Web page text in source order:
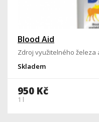
Blood Aid
Zdroj využitelného
Skladem
950 Kč
1 l